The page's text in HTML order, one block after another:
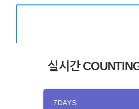
실시간
7DAYS